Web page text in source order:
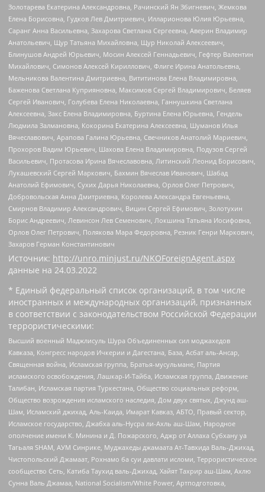
Золотарева Екатерина Александровна, Рачинский Ян Збигневич, Жемкова
Елена Борисовна, Гудков Лев Дмитриевич, Илларионова Юлия Юрьевна,
Саранг Анна Васильевна, Захарова Светлана Сергеевна, Аверин Владимир
Анатольевич, Щур Татьяна Михайловна, Щур Николай Алексеевич,
Блинушов Андрей Юрьевич, Мосин Алексей Геннадьевич, Гефтер Валентин
Михайлович, Симонов Алексей Кириллович, Флиге Ирина Анатольевна,
Мельникова Валентина Дмитриевна, Вититинова Елена Владимировна,
Баженова Светлана Куприяновна, Максимов Сергей Владимирович, Беляев
Сергей Иванович, Голубева Елена Николаевна, Ганнушкина Светлана
Алексеевна, Закс Елена Владимировна, Буртина Елена Юрьевна, Гендель
Людмила Залмановна, Кокорина Екатерина Алексеевна, Шуманов Илья
Вячеславович, Арапова Галина Юрьевна, Свечников Анатолий Мариевич,
Прохоров Вадим Юрьевич, Шахова Елена Владимировна, Подузов Сергей
Васильевич, Протасова Ирина Вячеславовна, Литинский Леонид Борисович,
Лукашевский Сергей Маркович, Бахмин Вячеслав Иванович, Шабад
Анатолий Ефимович, Сухих Дарья Николаевна, Орлов Олег Петрович,
Добровольская Анна Дмитриевна, Королева Александра Евгеньевна,
Смирнов Владимир Александрович, Вицин Сергей Ефимович, Золотухин
Борис Андреевич, Левинсон Лев Семенович, Локшина Татьяна Иосифовна,
Орлов Олег Петрович, Полякова Мара Федоровна, Резник Генри Маркович,
Захаров Герман Константинович
Источник: http://unro.minjust.ru/NKOForeignAgent.aspx
данные на 24.03.2022
* Единый федеральный список организаций, в том числе
иностранных и международных организаций, признанных
в соответствии с законодательством Российской Федерации
террористическими:
Высший военный Маджлисуль Шура Объединенных сил моджахедов
Кавказа, Конгресс народов Ичкерии и Дагестана, База, Асбат аль-Ансар,
Священная война, Исламская группа, Братья-мусульмане, Партия
исламского освобождения, Лашкар-И-Тайба, Исламская группа, Движение
Талибан, Исламская партия Туркестана, Общество социальных реформ,
Общество возрождения исламского наследия, Дом двух святых, Джунд аш-
Шам, Исламский джихад, Аль-Каида, Имарат Кавказ, АБТО, Правый сектор,
Исламское государство, Джабха аль-Нусра ли-Ахль аш-Шам, Народное
ополчение имени К. Минина и Д. Пожарского, Аджр от Аллаха Субхану уа
Тагьаля SHAM, АУМ Синрике, Муджахеды джамаата Ат-Тавхида Валь-Джихад,
Чистопольский Джамаат, Рохнамо ба суи давлати исломи, Террористическое
сообщество Сеть, Катиба Таухид валь-Джихад, Хайят Тахрир аш-Шам, Ахлю
Сунна Валь Джамаа, National Socialism/White Power, Артподготовка,